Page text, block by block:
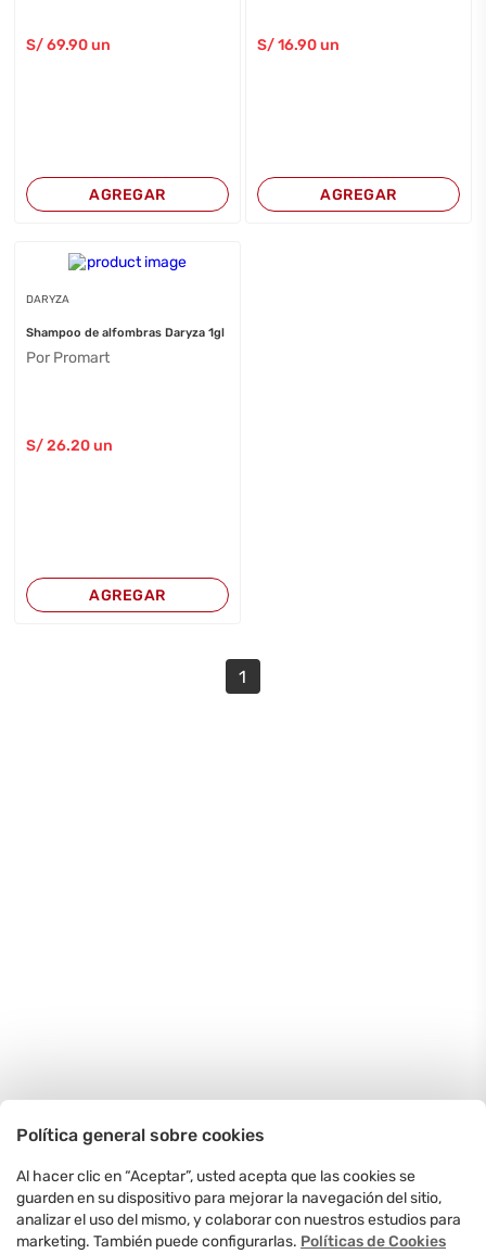
S/69.90 un
AGREGAR
S/16.90un
AGREGAR
DARYZA
Shampoo de alfombras Daryza 1gl
Por Promart
S/26.20 un
AGREGAR
1
Política general sobre cookies
Al hacer clic en “Aceptar”, usted acepta que las cookies se
guarden en su dispositivo para mejorar la navegación del sitio,
analizar el uso del mismo, y colaborar con nuestros estudios para
marketing. También puede configurarlas. Políticas de Cookies